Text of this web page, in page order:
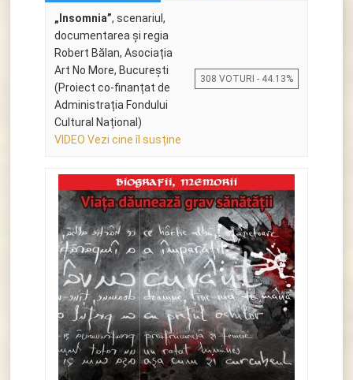
„Insomnia”, scenariul,
documentarea și regia
Robert Bălan, Asociația
Art No More, București
(Proiect co-finanțat de
Administrația Fondului
Cultural Național)
VIDEO Vezi cine îl susține
308 VOTURI - 44.13%